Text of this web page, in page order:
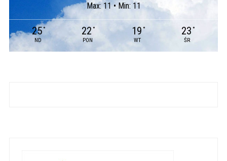
Max: 11 • Min: 11
25 °
ND
22 °
PON
19 °
WT
23 °
ŚR